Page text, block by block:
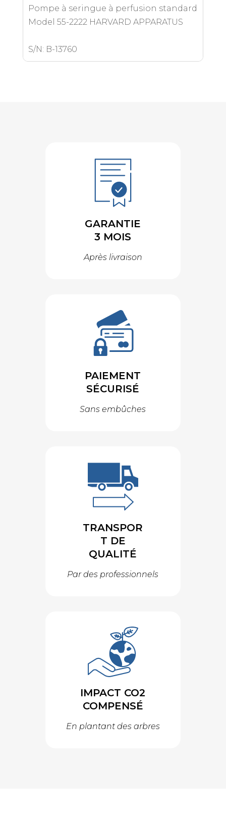
Pompe à seringue à perfusion standard
Model 55-2222 HARVARD APPARATUS
S/N: B-13760
GARANTIE
3 MOIS
Après livraison
PAIEMENT
SÉCURISÉ
Sans embûches
TRANSPOR
T DE
QUALITÉ
Par des professionnels
IMPACT CO2
COMPENSÉ
En plantant des arbres